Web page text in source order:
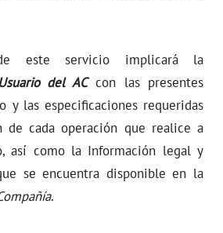
este servicio implicará la
Usuario del ACcon las presentes
y las especificaciones requeridas
de cada operación que realice a
así como la Información legal y
se encuentra disponible en la
.